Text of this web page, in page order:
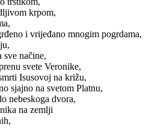
krpom,
i vrijeđano mnogim pogrdama,
sve načine,
svete Veronike,
Isusovoj na križu,
sjajno na svetom Platnu,
nebeskoga dvora,
na zemlji